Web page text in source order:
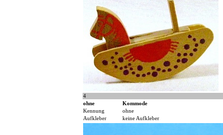
4
ohne
Kommode
Kennung
ohne
Aufkleber
keine Aufkleber